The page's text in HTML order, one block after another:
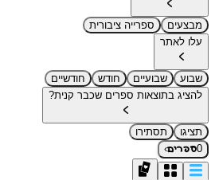
מבצעים
ספרייה ציבורית
עלו לאתר
שבוע שבועיים חודש
חודשיים
להציג בתוצאות ספרים שכבר קנית?
תציגו
תסתירו
0ספרים›